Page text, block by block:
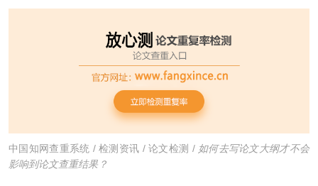
中国知网查重系统 /检测资讯 / 论文检测 / 如何去写论文大纲才不会
影响到论文查重结果？